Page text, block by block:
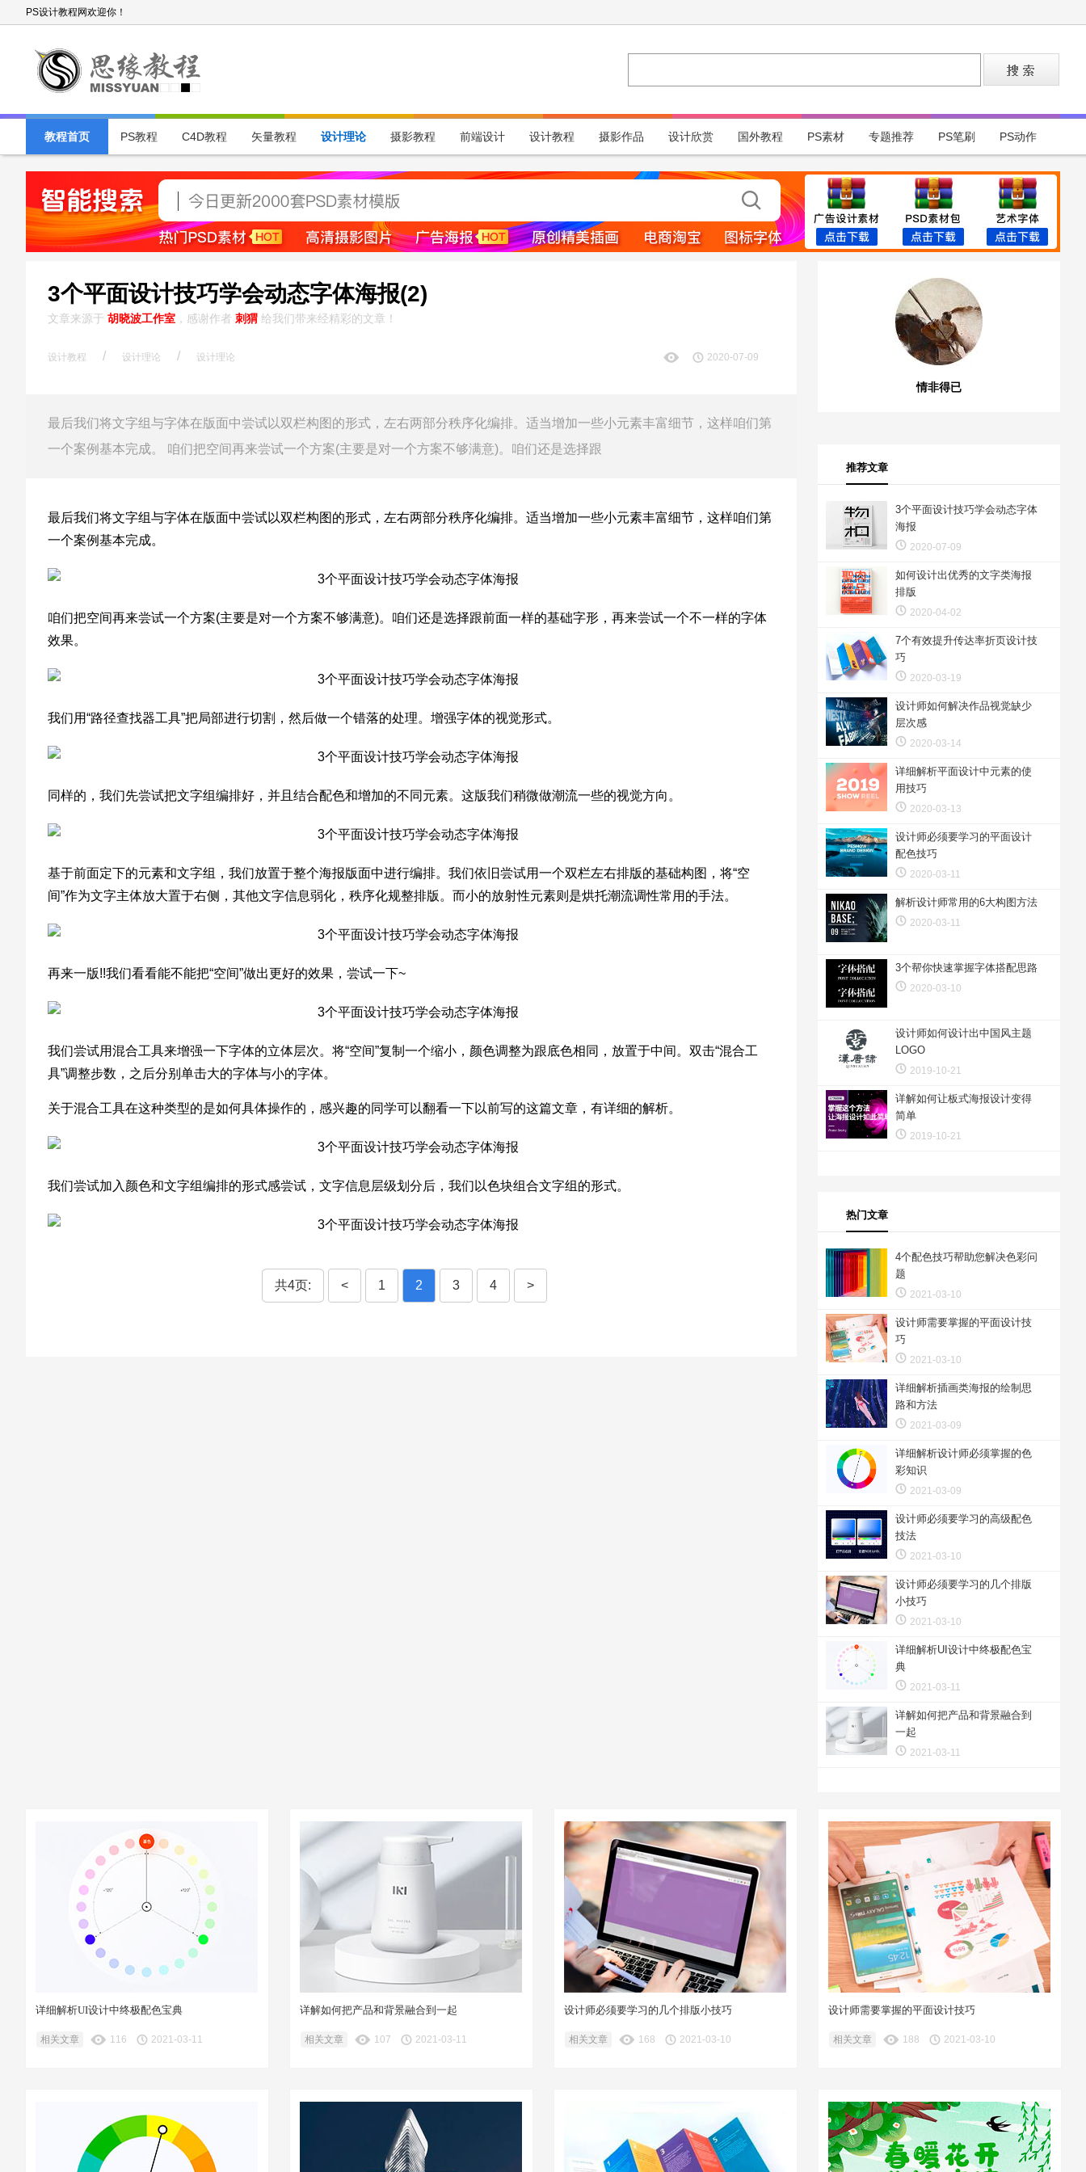
PS设计教程网欢迎你！
教程首页 PS教程 C4D教程 矢量教程 设计理论 摄影教程 前端设计 设计教程 摄影作品 设计欣赏 国外教程 PS素材 专题推荐 PS笔刷 PS动作
3个平面设计技巧学会动态字体海报(2)
文章来源于 胡晓波工作室 ，感谢作者 刺猬 给我们带来经精彩的文章！
设计教程 / 设计理论 / 设计理论 2020-07-09
最后我们将文字组与字体在版面中尝试以双栏构图的形式，左右两部分秩序化编排。适当增加一些小元素丰富细节，这样咱们第
一个案例基本完成。 咱们把空间再来尝试一个方案(主要是对一个方案不够满意)。咱们还是选择跟
最后我们将文字组与字体在版面中尝试以双栏构图的形式，左右两部分秩序化编排。适当增加一些小元素丰富细节，这样咱们第
一个案例基本完成。
咱们把空间再来尝试一个方案(主要是对一个方案不够满意)。咱们还是选择跟前面一样的基础字形，再来尝试一个不一样的字体
效果。
我们用“路径查找器工具”把局部进行切割，然后做一个错落的处理。增强字体的视觉形式。
同样的，我们先尝试把文字组编排好，并且结合配色和增加的不同元素。这版我们稍微做潮流一些的视觉方向。
基于前面定下的元素和文字组，我们放置于整个海报版面中进行编排。我们依旧尝试用一个双栏左右排版的基础构图，将“空
间”作为文字主体放大置于右侧，其他文字信息弱化，秩序化规整排版。而小的放射性元素则是烘托潮流调性常用的手法。
再来一版!!我们看看能不能把“空间”做出更好的效果，尝试一下~
我们尝试用混合工具来增强一下字体的立体层次。将“空间”复制一个缩小，颜色调整为跟底色相同，放置于中间。双击“混合工
具”调整步数，之后分别单击大的字体与小的字体。
关于混合工具在这种类型的是如何具体操作的，感兴趣的同学可以翻看一下以前写的这篇文章，有详细的解析。
我们尝试加入颜色和文字组编排的形式感尝试，文字信息层级划分后，我们以色块组合文字组的形式。
共4页: < 1 2 3 4 >
情非得已
推荐文章
3个平面设计技巧学会动态字体
海报
2020-07-09
如何设计出优秀的文字类海报
排版
2020-04-02
7个有效提升传达率折页设计技
巧
2020-03-19
设计师如何解决作品视觉缺少
层次感
2020-03-14
详细解析平面设计中元素的使
用技巧
2020-03-13
设计师必须要学习的平面设计
配色技巧
2020-03-11
解析设计师常用的6大构图方法
2020-03-11
3个帮你快速掌握字体搭配思路
2020-03-10
设计师如何设计出中国风主题
LOGO
2019-10-21
详解如何让板式海报设计变得
简单
2019-10-21
热门文章
4个配色技巧帮助您解决色彩问
题
2021-03-10
设计师需要掌握的平面设计技
巧
2021-03-10
详细解析插画类海报的绘制思
路和方法
2021-03-09
详细解析设计师必须掌握的色
彩知识
2021-03-09
设计师必须要学习的高级配色
技法
2021-03-10
设计师必须要学习的几个排版
小技巧
2021-03-10
详细解析UI设计中终极配色宝
典
2021-03-11
详解如何把产品和背景融合到
一起
2021-03-11
详细解析UI设计中终极配色宝典
相关文章 116 2021-03-11
详解如何把产品和背景融合到一起
相关文章 107 2021-03-11
设计师必须要学习的几个排版小技巧
相关文章 168 2021-03-10
设计师需要掌握的平面设计技巧
相关文章 188 2021-03-10